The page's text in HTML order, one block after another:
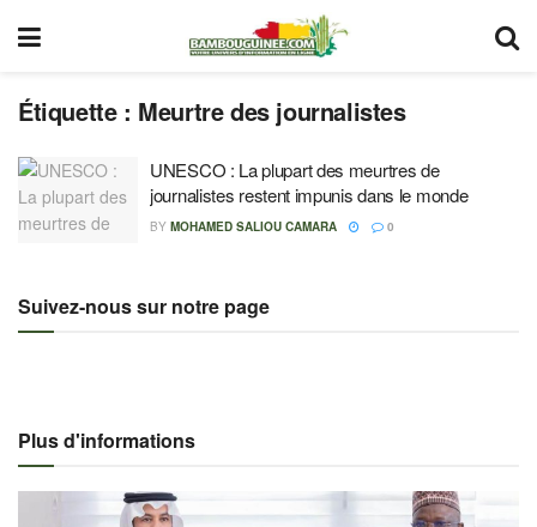
Étiquette : Meurtre des journalistes
UNESCO : La plupart des meurtres de
journalistes restent impunis dans le monde
BY MOHAMED SALIOU CAMARA 0
Suivez-nous sur notre page
Plus d'informations